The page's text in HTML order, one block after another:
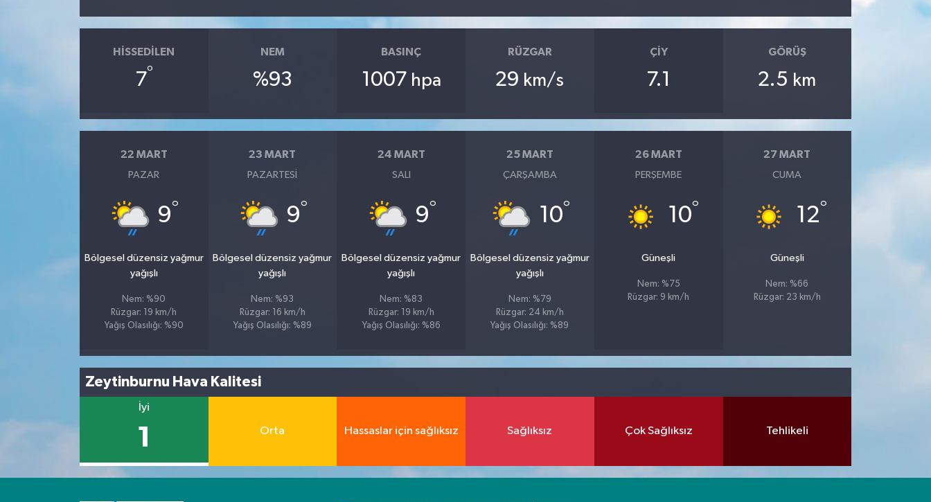
HISSEDILEN
7°
NEM
%93
BASINÇ
1007 hpa
RÜZGAR
29 km/s
ÇIY
7.1
GÖRÜŞ
2.5 km
22 MART
PAZAR
9°
Bölgesel düzensiz yağmur
yağışlı
Nem: %90
Rüzgar: 19 km/h
Yağış Olasılığı: %90
23 MART
PAZARTESI
9°
Bölgesel düzensiz yağmur
yağışlı
Nem: %93
Rüzgar: 16 km/h
Yağış Olasılığı: %89
24 MART
SALI
9°
Bölgesel düzensiz yağmur
yağışlı
Nem: %83
Rüzgar: 19 km/h
Yağış Olasılığı: %86
25 MART
ÇARŞAMBA
10°
Bölgesel düzensiz yağmur
yağışlı
Nem: %79
Rüzgar: 24 km/h
Yağış Olasılığı: %89
26 MART
PERŞEMBE
10°
Güneşli
Nem: %75
Rüzgar: 9 km/h
27 MART
CUMA
12°
Güneşli
Nem: %66
Rüzgar: 23 km/h
Zeytinburnu Hava Kalitesi
İyi
1 Orta Hassaslar için sağlıksız Sağlıksız Çok Sağlıksız Tehlikeli
Sağlık & Yaşam